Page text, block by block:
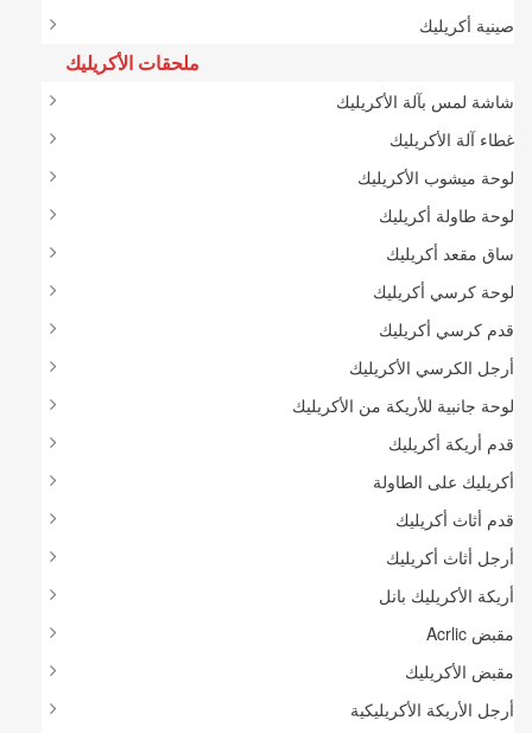
صينية أكريليك
ملحقات الأكريليك
شاشة لمس بآلة الأكريليك
غطاء آلة الأكريليك
لوحة ميشوب الأكريليك
لوحة طاولة أكريليك
ساق مقعد أكريليك
لوحة كرسي أكريليك
قدم كرسي أكريليك
أرجل الكرسي الأكريليك
لوحة جانبية للأريكة من الأكريليك
قدم أريكة أكريليك
أكريليك على الطاولة
قدم أثاث أكريليك
أرجل أثاث أكريليك
أريكة الأكريليك بانل
مقبض Acrlic
مقبض الأكريليك
أرجل الأريكة الأكريليكية